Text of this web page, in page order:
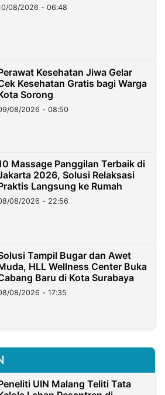
08/2026 - 06:48
Kesehatan Jiwa Gelar
Kesehatan Gratis bagi Warga
Sorong
08/2026 - 08:50
Massage Panggilan Terbaik di
2026, Solusi Relaksasi
Langsung ke Rumah
08/2026 - 22:56
Tampil Bugar dan Awet
HLL Wellness Center Buka
Baru di Kota Surabaya
08/2026 - 17:35
UIN Malang Teliti Tata